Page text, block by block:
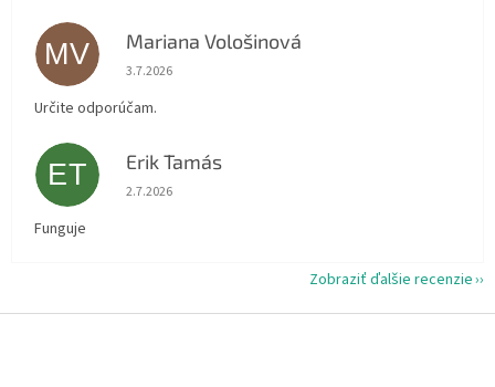
MV Mariana Vološinová
Hodnotenie obchodu je 5 z 5 hviezdičiek.
3.7.2026
Určite odporúčam.
ET Erik Tamás
Hodnotenie obchodu je 5 z 5 hviezdičiek.
2.7.2026
Funguje
Zobraziť ďalšie recenzie